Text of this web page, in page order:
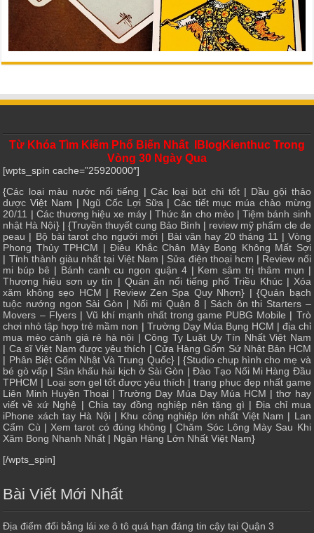
Từ Khóa Tìm Kiếm Phổ Biến Nhất IBlogKienthuc Trong
Vòng 30 Ngày Qua
[wpts_spin cache=”25920000″]
{Các loại màu nước nổi tiếng | Các loại bút chì tốt| Dầu gội thảo
dược Việt Nam | Ngũ Cốc Lợi Sữa | Các tiết mục múa chào mừng
20/11 | Các thương hiệu xe máy|Thức ăn cho mèo|Tiệm bánh sinh
nhật Hà Nội} | {Truyền thuyết cung Bảo Bình | review mỹ phẩm cle de
peau | Bộ bài tarot cho người mới| Bài văn hay 20 tháng 11 | Vòng
Phong Thủy TPHCM |Điêu Khắc Chân Mày Bong Không Mất Sợi
| Tỉnh thành giàu nhất tại Việt Nam | Sửa điện thoại hcm | Review nối
mi búp bê | Bánh canh cu ngon quận 4| Kem sâm trị thâm mụn |
Thương hiệu sơn uy tín | Quán ăn nổi tiếng phố Triều Khúc| Xóa
xăm không sẹo HCM | Review Zen Spa Quy Nhơn} | {Quán bạch
tuộc nướng ngon Sài Gòn | Nối mi Quận 8 | Sách ôn thi Starters –
Movers – Flyers| Vũ khí mạnh nhất trong game PUBG Mobile | Trò
chơi nhỏ tập hợp trẻ mầm non | Trường Dạy Múa Bụng HCM | địa chỉ
mua mèo cảnh giá rẻ hà nội |Công Ty Luật Uy Tín Nhất Việt Nam
| Ca sĩ Việt Nam được yêu thích | Cửa Hàng Gốm Sứ Nhật Bản HCM
| Phân Biệt Gốm Nhật Và Trung Quốc} | {Studio chụp hình cho mẹ và
bé gò vấp | Sân khấu hài kịch ở Sài Gòn |Đào Tạo Nối Mi Hàng Đầu
TPHCM | Loại sơn gel tốt được yêu thích | trang phục đẹp nhất game
Liên Minh Huyền Thoại|Trường Dạy Múa Dạy Múa HCM |thơ hay
viết về xứ Nghệ | Chia tay đồng nghiệp nên tặng gì | Địa chỉ mua
iPhone xách tay Hà Nội| Khu công nghiệp lớn nhất Việt Nam | Lan
Cẩm Cù | Xem tarot có đúng không |Chăm Sóc Lông Mày Sau Khi
Xăm Bong Nhanh Nhất | Ngân Hàng Lớn Nhất Việt Nam}
[/wpts_spin]
Bài Viết Mới Nhất
Địa điểm đổi bằng lái xe ô tô quá hạn đáng tin cậy tại Quận 3